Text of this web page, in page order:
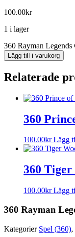
100.00kr
1 i lager
360 Rayman
Lägg till i varukorg
Relaterade
360
100.00kr Lägg
360 Tiger
100.00kr Lägg
360 Rayman
Kategorier Spel (360),